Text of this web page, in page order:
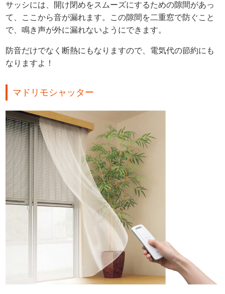
サッシには、開け閉めをスムーズにするための隙間があっ
て、ここから音が漏れます。この隙間を二重窓で防ぐこと
で、鳴き声が外に漏れないようにできます。
防音だけでなく断熱にもなりますので、電気代の節約にも
なりますよ！
マドリモシャッター